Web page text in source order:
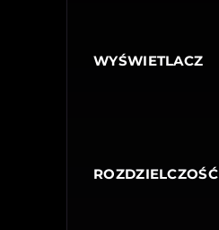
WYŚWIETLACZ
ROZDZIELCZOŚĆ